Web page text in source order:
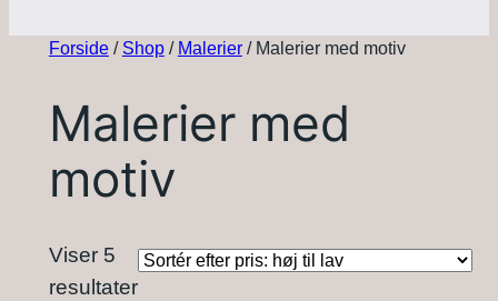
Forside/ Shop/ Malerier/ Malerier med motiv
Malerier med
motiv
Viser 5
resultaterSorteret